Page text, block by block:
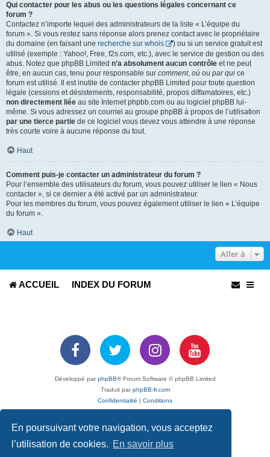
En poursuivant votre navigation, vous acceptez
l’utilisation de cookies. En savoir plus
Qui contacter pour les abus ou les questions légales concernant ce
forum ?
Contactez n’importe lequel des administrateurs de la liste « L’équipe du
forum ». Si vous restez sans réponse alors prenez contact avec le propriétaire
du domaine (en faisant une recherche sur whois
) ou si un service gratuit est
utilisé (exemple : Yahoo!, Free, f2s.com, etc.), avec le service de gestion ou des
abus. Notez que phpBB Limited n’a absolument aucun contrôle et ne peut
être, en aucun cas, tenu pour responsable sur comment, où ou par qui ce
forum est utilisé. Il est inutile de contacter phpBB Limited pour toute question
légale (cessions et désistements, responsabilité, propos diffamatoires, etc.)
non directement liée au site Internet phpbb.com ou au logiciel phpBB lui-
même. Si vous adressez un courriel au groupe phpBB à propos de l’utilisation
par une tierce partie de ce logiciel vous devez vous attendre à une réponse
très courte voire à aucune réponse du tout.
Haut
Comment puis-je contacter un administrateur du forum ?
Pour l’ensemble des utilisateurs du forum, vous pouvez utiliser le lien « Nous
contacter », si ce dernier a été activé par un administrateur.
Pour les membres du forum, vous pouvez également utiliser le lien « L’équipe
du forum ».
Haut
Aller à
ACCUEIL INDEX DU FORUM
Développé parphpBB® Forum Software © phpBB Limited
Traduit parphpBB-fr.com
Confidentialité | Conditions